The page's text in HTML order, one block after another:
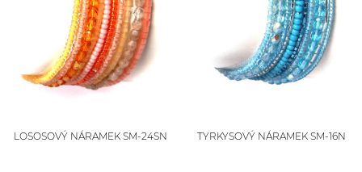
LOSOSOVÝ NÁRAMEK SM-24SN TYRKYSOVÝ NÁRAMEK SM-16N